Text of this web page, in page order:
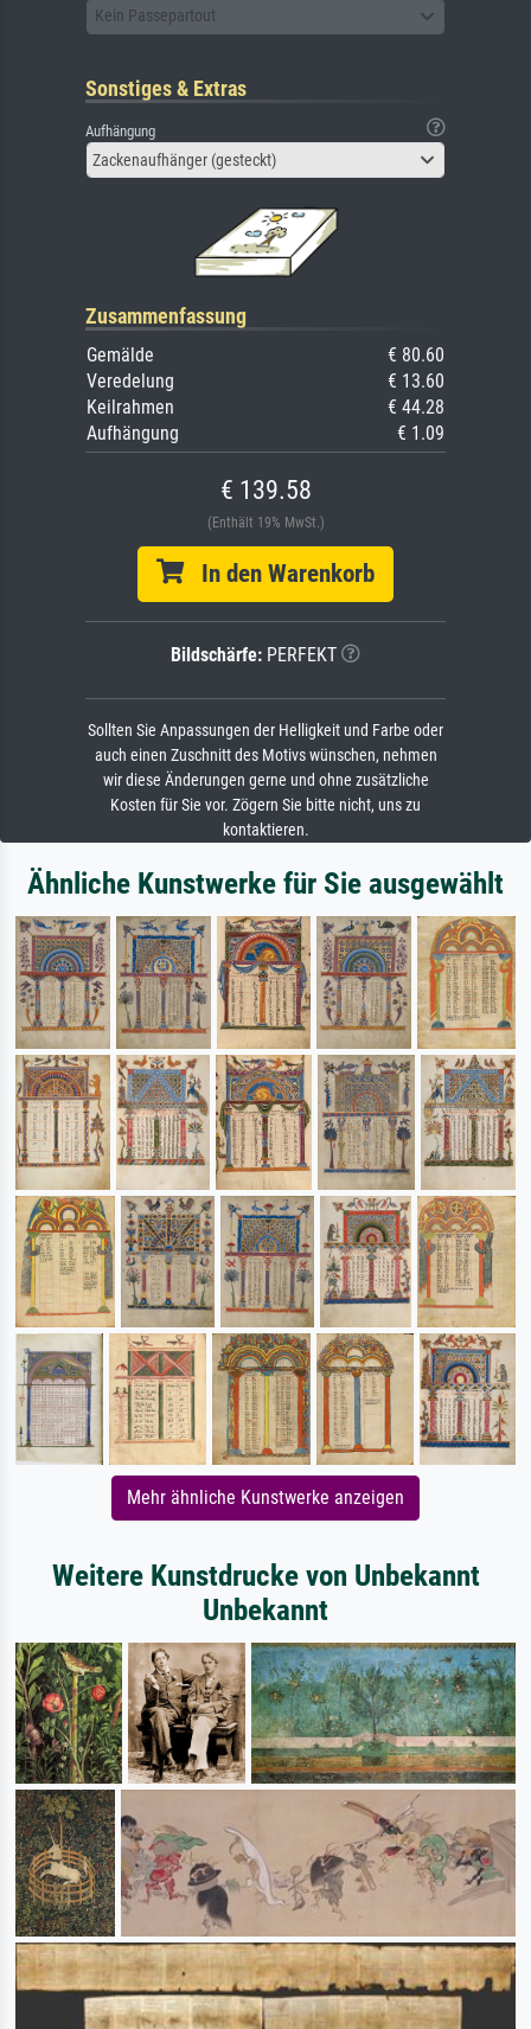
Kein Passepartout
Sonstiges & Extras
Aufhängung
Zackenaufhänger (gesteckt)
Zusammenfassung
Gemälde
€ 80.60
Veredelung
€ 13.60
Keilrahmen
€ 44.28
Aufhängung
€ 1.09
€ 139.58
(Enthält 19% MwSt.)
In den Warenkorb
Bildschärfe: PERFEKT
Sollten Sie Anpassungen der Helligkeit und Farbe oder
auch einen Zuschnitt des Motivs wünschen, nehmen
wir diese Änderungen gerne und ohne zusätzliche
Kosten für Sie vor. Zögern Sie bitte nicht, uns zu
kontaktieren.
Ähnliche Kunstwerke für Sie ausgewählt
Mehr ähnliche Kunstwerke anzeigen
Weitere Kunstdrucke von Unbekannt
Unbekannt